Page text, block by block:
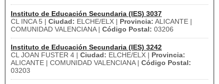
Instituto de Educación Secundaria (IES) 3037
CL INCA 5 | Ciudad: ELCHE/ELX | Provincia: ALICANTE |
COMUNIDAD VALENCIANA | Código Postal: 03206
Instituto de Educación Secundaria (IES) 3242
CL JOAN FUSTER 4 | Ciudad: ELCHE/ELX | Provincia:
ALICANTE | COMUNIDAD VALENCIANA | Código Postal:
03203